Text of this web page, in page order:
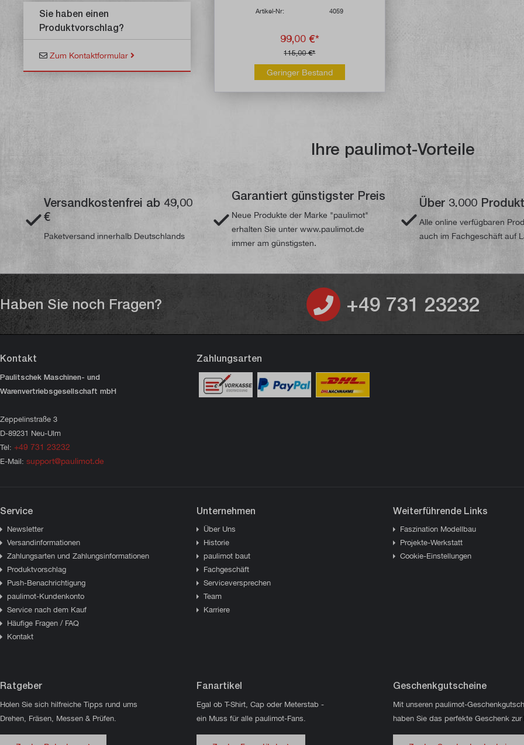
Sie haben einen
Produktvorschlag?
Zum Kontaktformular
Artikel-Nr: 4059
99,00 €*
115,00 €*
Geringer Bestand
Ihre paulimot-Vorteile
Versandkostenfrei ab 49,00
€
Paketversand innerhalb Deutschlands
Garantiert günstigster Preis
Neue Produkte der Marke "paulimot"
erhalten Sie unter www.paulimot.de
immer am günstigsten.
Über 3.000
Alle online verfügbaren
auch im Fachgeschäft auf
Haben Sie noch Fragen? +49 731 23232
Kontakt
Paulitschek Maschinen- und
Warenvertriebsgesellschaft mbH
Zeppelinstraße 3
D-89231 Neu-Ulm
Tel: +49 731 23232
E-Mail: support@paulimot.de
Zahlungsarten
Service
Newsletter
Versandinformationen
Zahlungsarten und Zahlungsinformationen
Produktvorschlag
Push-Benachrichtigung
paulimot-Kundenkonto
Service nach dem Kauf
Häufige Fragen / FAQ
Kontakt
Unternehmen
Über Uns
Historie
paulimot baut
Fachgeschäft
Serviceversprechen
Team
Karriere
Weiterführende Links
Faszination Modellbau
Projekte-Werkstatt
Cookie-Einstellungen
Ratgeber
Holen Sie sich hilfreiche Tipps rund ums
Drehen, Fräsen, Messen & Prüfen.
Fanartikel
Egal ob T-Shirt, Cap oder Meterstab -
ein Muss für alle paulimot-Fans.
Geschenkgutscheine
Mit unseren paulimot-
haben Sie das perfekte Geschenk zur